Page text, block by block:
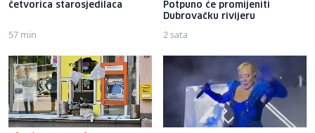
četvorica starosjedilaca
57 min
Potpuno će promijeniti
Dubrovačku rivijeru
2 sata